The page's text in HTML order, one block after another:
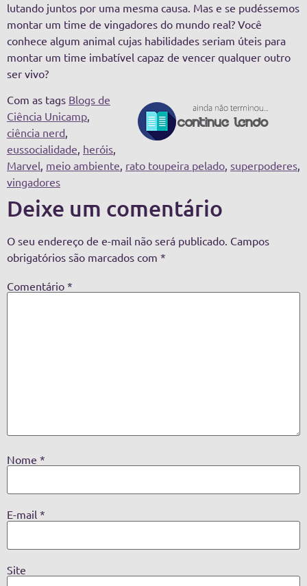
lutando juntos por uma mesma causa. Mas e se pudéssemos
montar um time de vingadores do mundo real? Você
conhece algum animal cujas habilidades seriam úteis para
montar um time imbatível capaz de vencer qualquer outro
ser vivo?
Com as tags Blogs de
Ciência Unicamp,
ciência nerd,
eussocialidade, heróis,
Marvel, meio ambiente, rato toupeira pelado, superpoderes,
vingadores
Deixe um comentário
O seu endereço de e-mail não será publicado. Campos
obrigatórios são marcados com *
Comentário *
Nome *
E-mail *
Site